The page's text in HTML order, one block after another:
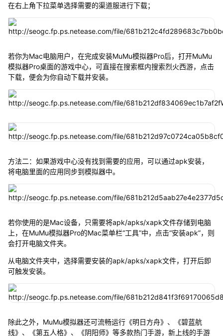
在右上角下拉菜单选择需要的渠道服进行下载；
若你为Mac电脑用户，在完成安装MuMu模拟器Pro后，打开MuMu
模拟器Pro桌面的游戏中心，可直接在搜索框内搜索烈火西游，点击
下载，便会为你自动下载并安装。
方法二：如果游戏中心没有找到需要的应用，可以通过apk安装，
将电脑里面的应用同步到模拟器中。
若你使用的是Mac设备，只需要将apk/apks/xapk文件存储到电脑
上，在MuMu模拟器Pro的Mac菜单栏“工具”中，点击“安装apk”，则
会打开电脑文件夹。
从电脑文件夹中，选择需要安装的apk/apks/xapk文件，打开后即
可触发安装。
除此之外，MuMu模拟器还可流畅运行《明日方舟》、《碧蓝航
线》、《第五人格》、《阴阳师》等多款热门手游，新上线的手游